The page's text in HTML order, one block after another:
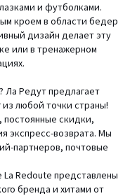
и футболками.
кроем в области бедер
дизайн делает эту
или в тренажерном
Ла Редут предлагает
любой точки страны!
постоянные скидки,
экспресс-возврата. Мы
партнеров, почтовые
Redoute представлены
бренда и хитами от